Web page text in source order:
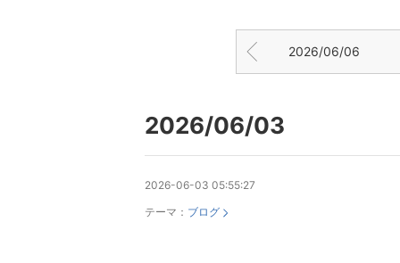
2026/06/06
2026/06/03
2026-06-03 05:55:27
テーマ： ブログ